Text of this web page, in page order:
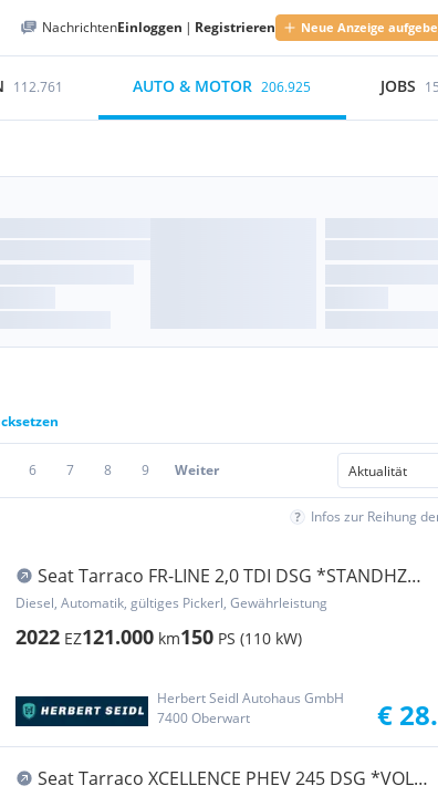
NachrichtenEinloggen | Registrieren Neue Anzeige
112.761 AUTO & MOTOR 206.925 JOBS
6 7 8 9 Weiter
Infos zur Reihung
Seat Tarraco FR-LINE 2,0 TDI DSG *STANDHZG /
19 ZOLL...
Diesel, Automatik, gültiges Pickerl, Gewährleistung
2022 EZ121.000 km150 PS (110 kW)
Herbert Seidl Autohaus GmbH
7400 Oberwart
€
Seat Tarraco XCELLENCE PHEV 245 DSG *VOLL-